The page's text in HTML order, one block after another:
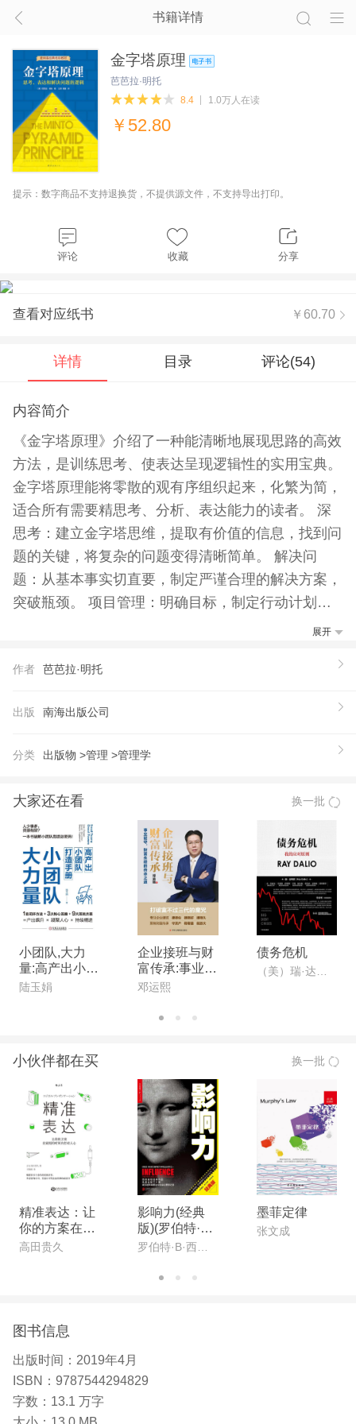
书籍详情
金字塔原理
芭芭拉·明托
8.4
1.0万人在读
￥ 52.80
提示：数字商品不支持退换货，不提供源文件，不支持导出打印。
评论 收藏 分享
查看对应纸书 ￥60.70
详情 目录 评论(54)
内容简介
《金字塔原理》介绍了一种能清晰地展现思路的高效
方法，是训练思考、使表达呈现逻辑性的实用宝典。
金字塔原理能将零散的观有序组织起来，化繁为简，
适合所有需要精思考、分析、表达能力的读者。 深
思考：建立金字塔思维，提取有价值的信息，找到问
题的关键，将复杂的问题变得清晰简单。 解决问
题：从基本事实切直要，制定严谨合理的解决方案，
突破瓶颈。 项目管理：明确目标，制定行动计划，
根据MECE原则合理分配任务，不重叠、无遗漏。
的观，说服听众，与上级、同事、客户迅速建立共
趣、利益，写出重突出、条理鲜明的策划方案、分析
用《金字塔原理》的企业和院校： 中国移动、中国
工业、上汽集团、深发展、IBM、惠普、通用、强
生、波音、可口可乐、麦当劳、埃克森美孚、松下、
LG、西门子、花旗、宝洁、拜耳、宝马、美团、阿
里云社区、百度产品部、华为心声论坛、腾讯设计团
队、滴滴工程师团队…… 清华大学、北京大学、哈
佛大学、斯坦福大学、牛津大学、剑桥大学、中国人
民大学……
【推荐语】
学习、思考、表达的所有难题，用金字塔原理即可解
决！麦肯锡咨询公司用了40年的经典培训教材！
式，王慧文、俞军、樊登等推荐阅读！ 从2000多年
前的《道德经》到现代语文课堂都在用！麦肯锡将其
工具化并推广到全世界！ 无论是是路边摊还是世界
五百强，都能用！美团“四大名著”之一，互联网大
厂、跨国企业、世界名校都要学！ 深浅出的原理解
读 各种类型的案例分析，快速将金字塔原理用于实
际工作，从容面对各种难题。 运用金字塔原理，可
以轻松做出精彩的策划方案、产品文案、PPT，不用
再为写作绞尽脑汁。 借助金字塔原理，项目陈述、
【作者】
毕业于哈佛商学院，麦肯锡公司首位女咨询顾问。传
授金字塔原理多年，帮助政府、企业、高校等各界人
士写作商务文章、复杂报告和演示文稿，曾为美国、
展开
作者 芭芭拉·明托
出版 南海出版公司
分类 出版物 >管理 >管理学
大家还在看 换一批
小团队,大力
量:高产出小团
队打造手册
陆玉娟
企业接班与财
富传承:事业能
守,财富永续的
邓运熙
债务危机
（美）瑞·达利欧
小伙伴都在买 换一批
精准表达：让
你的方案在最
短的时间内打
高田贵久
影响力(经典
版)(罗伯特·西
奥迪尼经典作
球30载!总销
墨菲定律
张文成
图书信息
出版时间： 2019年4月
ISBN： 9787544294829
字数： 13.1 万字